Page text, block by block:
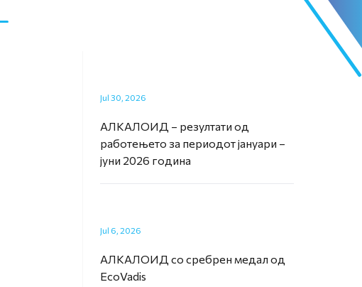
Jul 30, 2026
АЛКАЛОИД – резултати од
работењето за периодот јануари –
јуни 2026 година
Jul 6, 2026
АЛКАЛОИД со сребрен медал од
EcoVadis